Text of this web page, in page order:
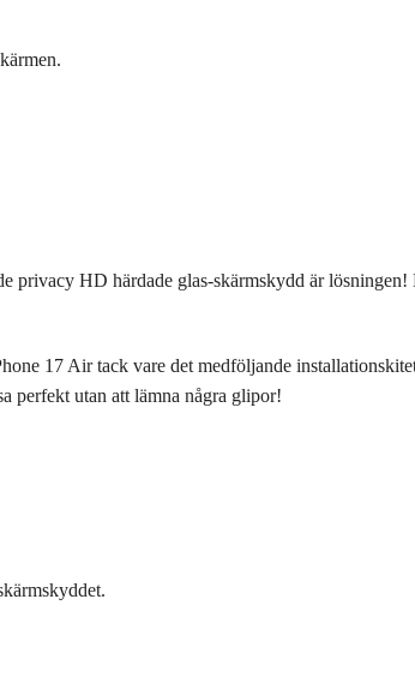
HD härdade glas-skärmskydd är lösningen!
17 Air tack vare det medföljande
perfekt utan att lämna några glipor!